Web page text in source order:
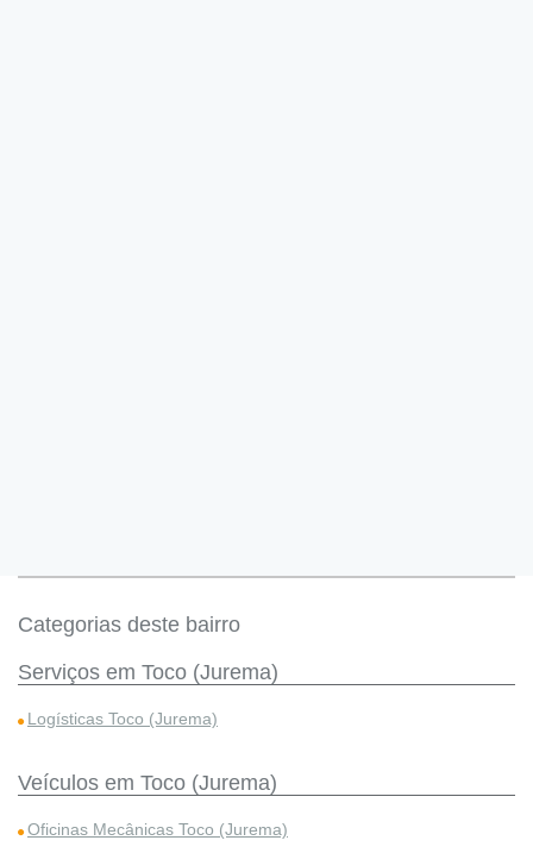
Categorias deste bairro
Serviços em Toco (Jurema)
Logísticas Toco (Jurema)
Veículos em Toco (Jurema)
Oficinas Mecânicas Toco (Jurema)